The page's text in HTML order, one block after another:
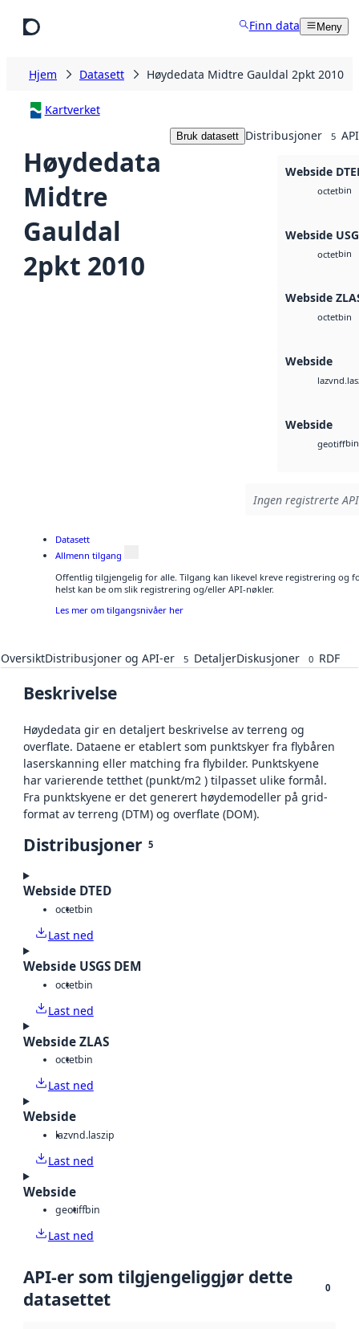
Finn data Meny
Hjem Datasett Høydedata Midtre Gauldal 2pkt 2010
Kartverket
Høydedata
Midtre
Gauldal
2pkt 2010
Bruk datasett Distribusjoner 5
Webside
octetbin
Webside
octetbin
Webside
octetbin
Webside
laz
Webside
geotiffbin
Ingen registrerte
Datasett
Allmenn tilgang
Offentlig tilgjengelig for alle. Tilgang kan likevel kreve registrering og
helst kan be om slik registrering og/eller API-nøkler.
Les mer om tilgangsnivåer her
OversiktDistribusjoner og API-er 5 DetaljerDiskusjoner 0 RDF
Beskrivelse
Høydedata gir en detaljert beskrivelse av terreng og
overflate. Dataene er etablert som punktskyer fra flybåren
laserskanning eller matching fra flybilder. Punktskyene
har varierende tetthet (punkt/m2 ) tilpasset ulike formål.
Fra punktskyene er det generert høydemodeller på grid-
format av terreng (DTM) og overflate (DOM).
Distribusjoner 5
Webside DTED
octetbin
Last ned
Webside USGS DEM
octetbin
Last ned
Webside ZLAS
octetbin
Last ned
Webside
lazvnd.laszip
Last ned
Webside
geotiffbin
Last ned
API-er som tilgjengeliggjør dette
datasettet
0